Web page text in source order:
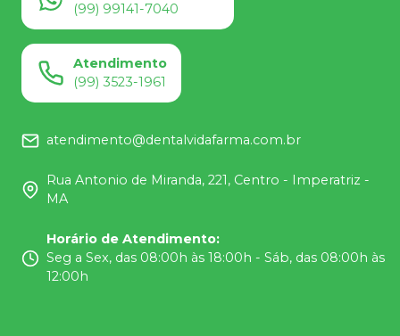
(99) 99141-7040
Atendimento
(99) 3523-1961
atendimento@dentalvidafarma.com.br
Rua Antonio de Miranda, 221, Centro - Imperatriz -
MA
Horário de Atendimento:
Seg a Sex, das 08:00h às 18:00h - Sáb, das 08:00h às
12:00h